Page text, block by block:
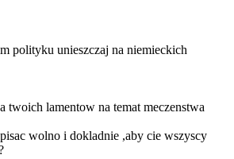
polityku unieszczaj na niemieckich
twoich lamentow na temat meczenstwa
wolno i dokladnie ,aby cie wszyscy